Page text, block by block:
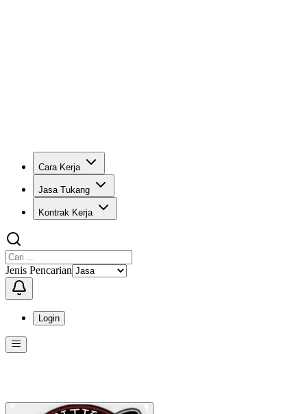
Cara Kerja
Jasa Tukang
Kontrak Kerja
Jenis Pencarian
Login
Menu ini berisi navigasi untuk mengakses fitur-fitur di KangPro